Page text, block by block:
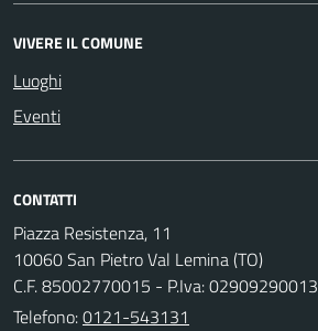
VIVERE IL COMUNE
Luoghi
Eventi
CONTATTI
Piazza Resistenza, 11
10060 San Pietro Val Lemina (TO)
C.F. 85002770015 - P.Iva: 02909290013
Telefono:0121-543131